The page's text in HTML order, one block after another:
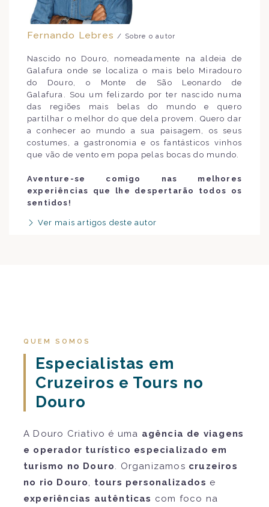
Fernando Lebres / Sobre o autor
Nascido no Douro, nomeadamente na aldeia de
Galafura onde se localiza o mais belo Miradouro
do Douro, o Monte de São Leonardo de
Galafura. Sou um felizardo por ter nascido numa
das regiões mais belas do mundo e quero
partilhar o melhor do que dela provem. Quero dar
a conhecer ao mundo a sua paisagem, os seus
costumes, a gastronomia e os fantásticos vinhos
que vão de vento em popa pelas bocas do mundo.
Aventure-se comigo nas melhores
experiências que lhe despertarão todos os
sentidos!
Ver mais artigos deste autor
QUEM SOMOS
Especialistas em
Cruzeiros e Tours no
Douro
A Douro Criativo é uma agência de viagens
e operador turístico especializado em
turismo no Douro. Organizamos cruzeiros
no rio Douro, tours personalizados e
experiências autênticas com foco na